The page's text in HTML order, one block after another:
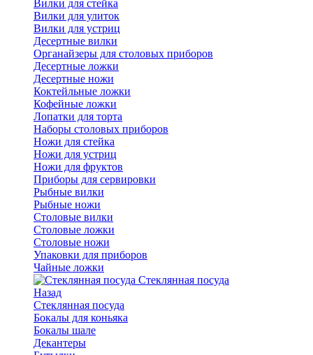
Вилки для стейка
Вилки для улиток
Вилки для устриц
Десертные вилки
Органайзеры для столовых приборов
Десертные ложки
Десертные ножи
Коктейльные ложки
Кофейные ложки
Лопатки для торта
Наборы столовых приборов
Ножи для стейка
Ножи для устриц
Ножи для фруктов
Приборы для сервировки
Рыбные вилки
Рыбные ножи
Столовые вилки
Столовые ложки
Столовые ножи
Упаковки для приборов
Чайные ложки
Стеклянная посуда
Назад
Стеклянная посуда
Бокалы для коньяка
Бокалы шале
Декантеры